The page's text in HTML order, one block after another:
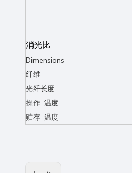
消光比
Dimensions
纤维
光纤长度
操作 温度
贮存 温度